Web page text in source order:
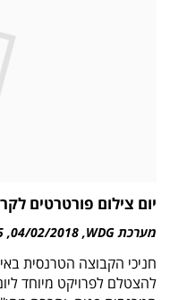
יום צילום פורטרטים
מערכת WDG 04/02/2018
חניכי הקבוצה הטרנסית
להצטלם לפרויקט מיוחד